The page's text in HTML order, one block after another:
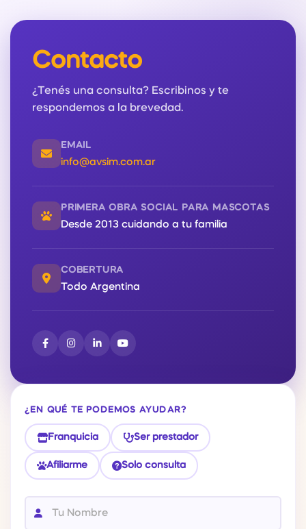
Contacto
¿Tenés una consulta? Escribinos y te
respondemos a la brevedad.
EMAIL
info@avsim.com.ar
PRIMERA OBRA SOCIAL PARA MASCOTAS
Desde 2013 cuidando a tu familia
COBERTURA
Todo Argentina
¿EN QUÉ TE PODEMOS AYUDAR?
Franquicia Ser prestador
Afiliarme Solo consulta